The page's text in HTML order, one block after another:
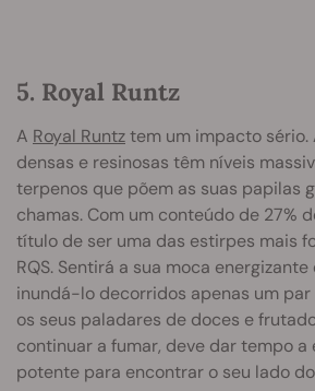
5. Royal Runtz
A Royal Runtztem um impacto sério.
densas e resinosas têm níveis
terpenos que põem as suas papilas
chamas. Com um conteúdo de 27%
título de ser uma das estirpes mais
RQS. Sentirá a sua moca
inundá-lo decorridos apenas um par
os seus paladares de doces e
continuar a fumar, deve dar tempo a
potente para encontrar o seu lado